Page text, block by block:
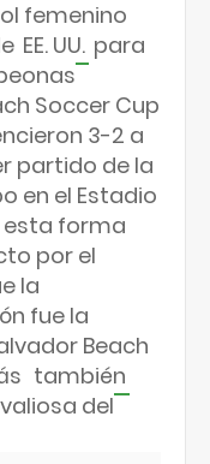
femenino
EE. UU. para
Soccer Cup
3-2 a
partido de la
en el Estadio
esta forma
por el
la
fue la
Beach
también
valiosa del